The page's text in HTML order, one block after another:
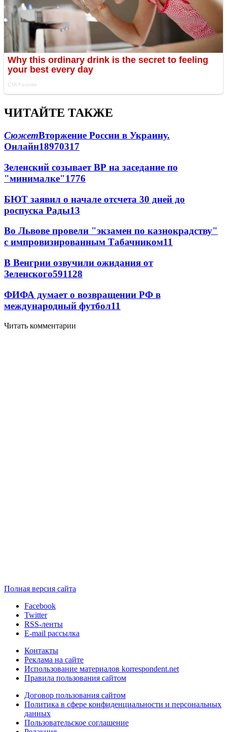
ЧИТАЙТЕ ТАКЖЕ
СюжетВторжение России в Украину.
Онлайн18970317
Зеленский созывает ВР на заседание по
"минималке"1776
БЮТ заявил о начале отсчета 30 дней до
роспуска Рады13
Во Львове провели "экзамен по казнокрадству"
с импровизированным Табачником11
В Венгрии озвучили ожидания от
Зеленского591128
ФИФА думает о возвращении РФ в
международный футбол11
Читать комментарии
Полная версия сайта
Facebook
Twitter
RSS-ленты
E-mail рассылка
Контакты
Реклама на сайте
Использование материалов korrespondent.net
Правила пользования сайтом
Договор пользования сайтом
Политика в сфере конфиденциальности и персональных
данных
Пользовательское соглашение